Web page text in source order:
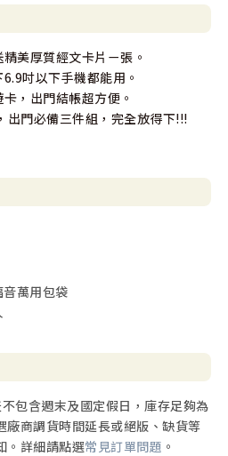
美厚質經文卡片ㄧ張。
吋以下手機都能用。
，出門結帳超方便。
門必備三件組，完全放得下!!!
萬用包袋
包含週末及國定假日，庫存足夠為
廠商調貨時間延長或絕版、缺貨等
。詳細請點選常見訂單問題 。